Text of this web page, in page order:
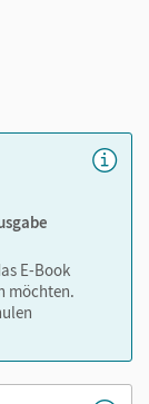
E-Book
möchten.